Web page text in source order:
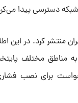
دسترسی پیدا
منتشر کرد. در این
مناطق مختلف
برای نصب